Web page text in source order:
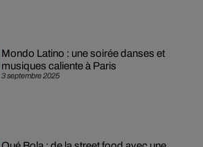
3 septembre 2025
Mondo Latino : une soirée danses et
musiques caliente à Paris